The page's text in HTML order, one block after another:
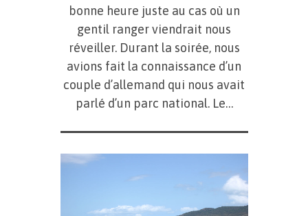
bonne heure juste au cas où un
gentil ranger viendrait nous
réveiller. Durant la soirée, nous
avions fait la connaissance d’un
couple d’allemand qui nous avait
parlé d’un parc national. Le…